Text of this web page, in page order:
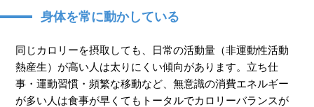
身体を常に動かしている
同じカロリーを摂取しても、日常の活動量（非運動性活動
熱産生）が高い人は太りにくい傾向があります。立ち仕
事・運動習慣・頻繁な移動など、無意識の消費エネルギー
が多い人は食事が早くてもトータルでカロリーバランスが